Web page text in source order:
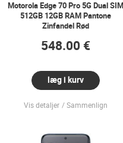
Motorola Edge 70 Pro 5G Dual SIM
512GB 12GB RAM Pantone
Zinfandel Rød
548.00 €
læg i kurv
Vis detaljer Sammenlign